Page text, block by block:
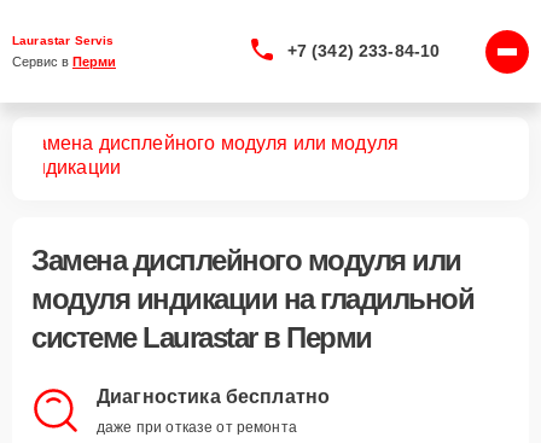
Laurastar Servis
Сервис в Перми
+7 (342) 233-84-10
Замена дисплейного модуля или модуля
индикации
Замена дисплейного модуля или
модуля индикации на гладильной
системе Laurastar в Перми
Диагностика бесплатно
даже при отказе от ремонта